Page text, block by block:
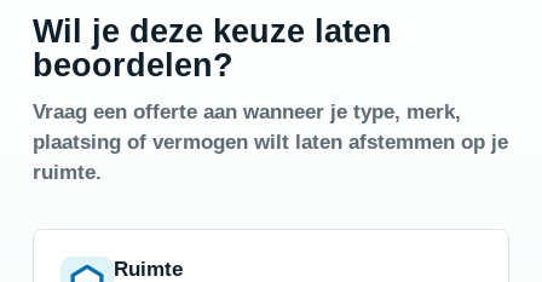
Wil je deze keuze laten
beoordelen?
Vraag een offerte aan wanneer je type, merk,
plaatsing of vermogen wilt laten afstemmen op je
ruimte.
Ruimte